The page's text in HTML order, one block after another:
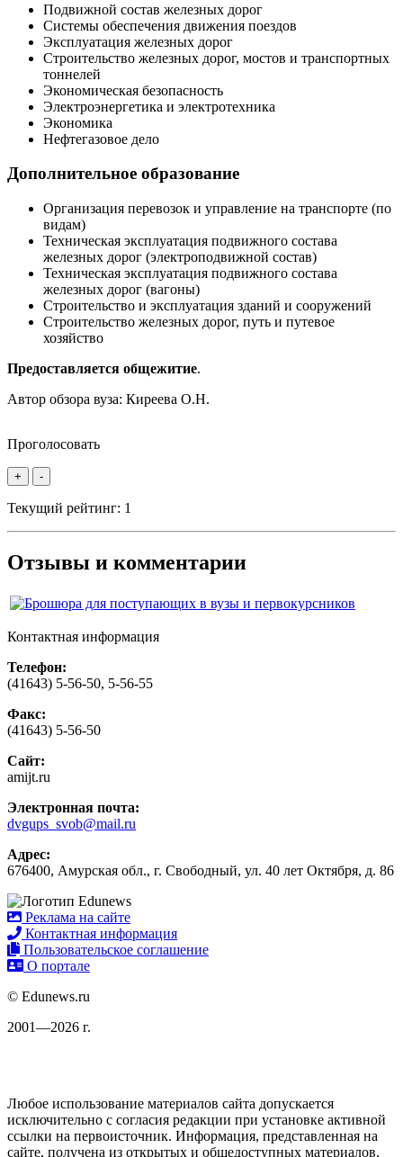
Подвижной состав железных дорог
Системы обеспечения движения поездов
Эксплуатация железных дорог
Строительство железных дорог, мостов и транспортных
тоннелей
Экономическая безопасность
Электроэнергетика и электротехника
Экономика
Нефтегазовое дело
Дополнительное образование
Организация перевозок и управление на транспорте (по
видам)
Техническая эксплуатация подвижного состава
железных дорог (электроподвижной состав)
Техническая эксплуатация подвижного состава
железных дорог (вагоны)
Строительство и эксплуатация зданий и сооружений
Строительство железных дорог, путь и путевое
хозяйство
Предоставляется общежитие.
Автор обзора вуза: Киреева О.Н.
Проголосовать
+ -
Текущий рейтинг: 1
Отзывы и комментарии
Контактная информация
Телефон:
(41643) 5-56-50, 5-56-55
Факс:
(41643) 5-56-50
Сайт:
amijt.ru
Электронная почта:
dvgups_svob@mail.ru
Адрес:
676400, Амурская обл., г. Свободный, ул. 40 лет Октября, д. 86
Реклама на сайте
Контактная информация
Пользовательское соглашение
О портале
© Edunews.ru
2001—2026 г.
Любое использование материалов сайта допускается
исключительно с согласия редакции при установке активной
ссылки на первоисточник. Информация, представленная на
сайте, получена из открытых и общедоступных материалов.